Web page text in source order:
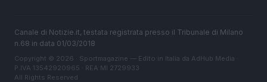
Canale di Notizie.it, testata registrata presso il Tribunale di Milano
n.68 in data 01/03/2018
Copyright © 2026 · Sportmagazine — Edito in Italia da AdHub Media
P.IVA 13542920965 · REA MI 2729933
All Rights Reserved